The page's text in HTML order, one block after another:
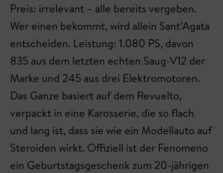
Preis: irrelevant – alle bereits vergeben.
Wer einen bekommt, wird allein Sant’Agata
entscheiden. Leistung: 1.080 PS, davon
835 aus dem letzten echten Saug-V12 der
Marke und 245 aus drei Elektromotoren.
Das Ganze basiert auf dem Revuelto,
verpackt in eine Karosserie, die so flach
und lang ist, dass sie wie ein Modellauto auf
Steroiden wirkt. Offiziell ist der Fenomeno
ein Geburtstagsgeschenk zum 20-jährigen